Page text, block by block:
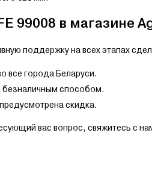
99008 в магазине
поддержку на всех этапах
все города Беларуси.
безналичным способом.
скидка.
вас вопрос, свяжитесь с